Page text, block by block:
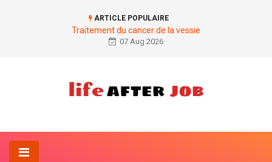
ARTICLE POPULAIRE
Traitement du cancer de la vessie
07 Aug 2026